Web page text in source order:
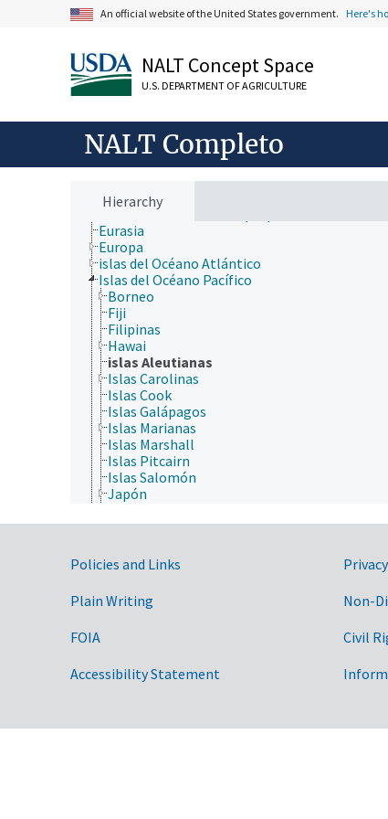
An official website of the United States government. Here's
NALT Concept Space
U.S. DEPARTMENT OF AGRICULTURE
NALT Completo
Hierarchy
jerarquía taxonómica
producción de plantas, horticultura
recursos naturales, conservación, medio
silvicultura, gestión de zonas silvestres
zonas geográficas
América Central
Antártida
Asia
cuerpos de agua con nombres propios
desiertos con nombres propios
Eurasia
Europa
islas del Océano Atlántico
Islas del Océano Pacífico
Borneo
Fiji
Filipinas
Hawai
islas Aleutianas
Islas Carolinas
Islas Cook
Islas Galápagos
Islas Marianas
Islas Marshall
Islas Pitcairn
Islas Salomón
Japón
Nauru
Nueva Guinea
Nueva Zelanda
Polinesia Francesa
República de Singapur
Vanuatu
Government Links
Policies and Links
Plain Writing
FOIA
Accessibility Statement
Non-
Civil